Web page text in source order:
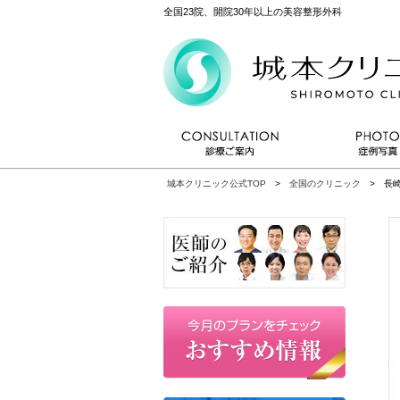
全国23院、開院30年以上の美容整形外科
城本クリニック公式TOP > 全国のクリニック > 長